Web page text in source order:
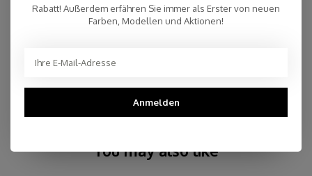
Kostenloser Versand innerhalb der Niederlande, auch Abholung
an einer Post NL-Filiale möglich (NL)
Top Reviews 9.4
You may also like
Rabatt! Außerdem erfähren Sie immer als Erster von neuen
Farben, Modellen und Aktionen!
Anmelden